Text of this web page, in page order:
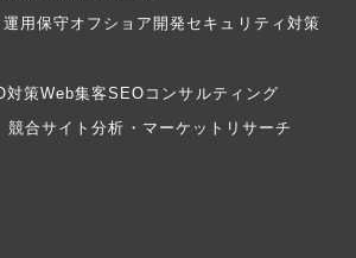
用保守オフショア開発 セキュリティ対策
対策Web集客SEOコンサルティング
競合サイト分析・マーケットリサーチ